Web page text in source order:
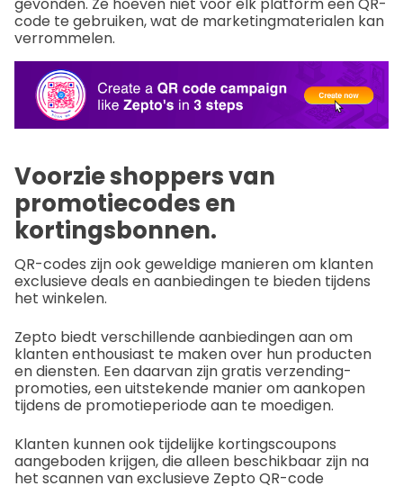
gevonden. Ze hoeven niet voor elk platform een QR-
code te gebruiken, wat de marketingmaterialen kan
verrommelen.
Voorzie shoppers van
promotiecodes en
kortingsbonnen.
QR-codes zijn ook geweldige manieren om klanten
exclusieve deals en aanbiedingen te bieden tijdens
het winkelen.
Zepto biedt verschillende aanbiedingen aan om
klanten enthousiast te maken over hun producten
en diensten. Een daarvan zijn gratis verzending-
promoties, een uitstekende manier om aankopen
tijdens de promotieperiode aan te moedigen.
Klanten kunnen ook tijdelijke kortingscoupons
aangeboden krijgen, die alleen beschikbaar zijn na
het scannen van exclusieve Zepto QR-code